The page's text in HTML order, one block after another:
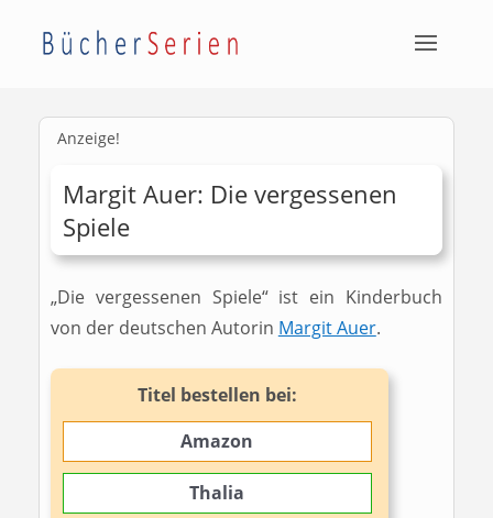
Anzeige!
Margit Auer: Die vergessenen
Spiele
„Die vergessenen Spiele“ ist ein Kinderbuch
von der deutschen Autorin Margit Auer.
Titel bestellen bei:
Amazon
Thalia